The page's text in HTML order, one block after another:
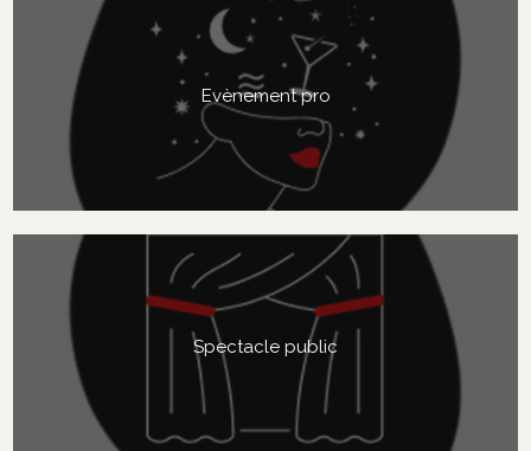
Evènement pro
Spectacle public